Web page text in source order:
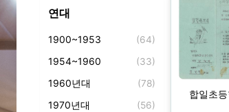
연대
1900~1953 (64)
1954~1960 (33)
1960년대 (78)
1970년대 (56)
합일초